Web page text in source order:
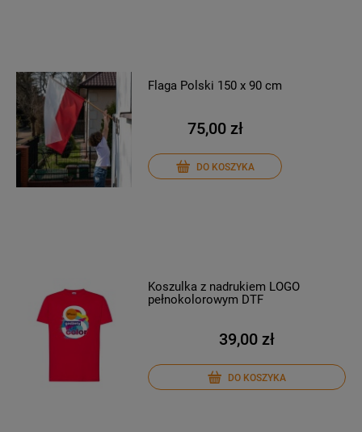
Flaga Polski 150 x 90 cm
75,00 zł
DO KOSZYKA
Koszulka z nadrukiem LOGO
pełnokolorowym DTF
39,00 zł
DO KOSZYKA